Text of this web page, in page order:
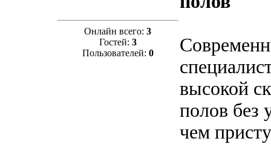
Онлайн всего:3
Гостей: 3
Пользователей: 0
высокой
полов без
чем